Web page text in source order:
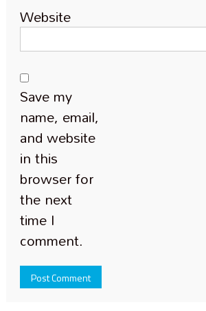
Website
Save my
name, email,
and website
in this
browser for
the next
time I
comment.